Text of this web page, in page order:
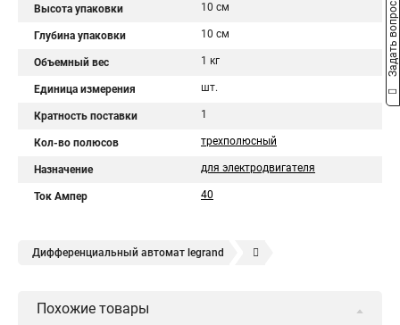
Высота упаковки 10 см
Глубина упаковки 10 см
Объемный вес 1 кг
Единица измерения шт.
Кратность поставки 1
Кол-во полюсов трехполюсный
Назначение для электродвигателя
Ток Ампер 40
Дифференциальный автомат legrand
Похожие товары
Задать вопрос